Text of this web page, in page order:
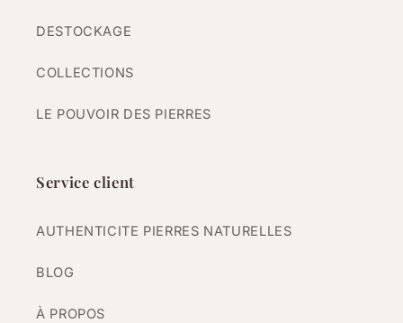
DESTOCKAGE
COLLECTIONS
LE POUVOIR DES PIERRES
Service client
AUTHENTICITE PIERRES NATURELLES
BLOG
À PROPOS